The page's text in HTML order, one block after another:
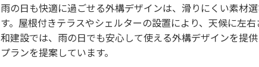
雨の日も快適に過ごせる外構デザインは、滑りにくい素材
す。屋根付きテラスやシェルターの設置により、天候に左
和建設では、雨の日でも安心して使える外構デザインを提
プランを提案しています。